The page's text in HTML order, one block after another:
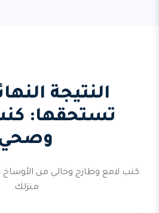
النتيجة
تستحقها:
كنب لامع وطازج وخالي من
منزلك.